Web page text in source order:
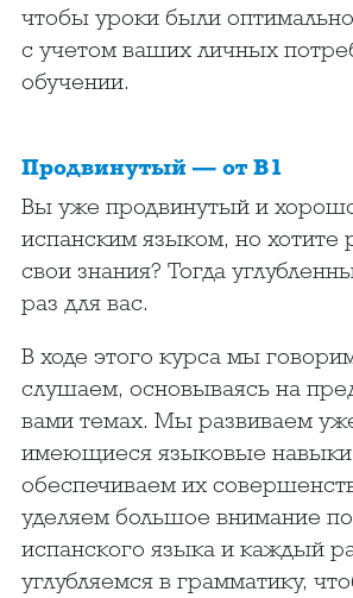
чтобы уроки были
с учетом ваших личных
обучении.
Продвинутый — от B1
Вы уже продвинутый и
испанским языком, но хотите
свои знания? Тогда
раз для вас.
В ходе этого курса мы
слушаем, основываясь на
вами темах. Мы развиваем
имеющиеся языковые
обеспечиваем их
уделяем большое внимание
испанского языка и каждый
углубляемся в грамматику,